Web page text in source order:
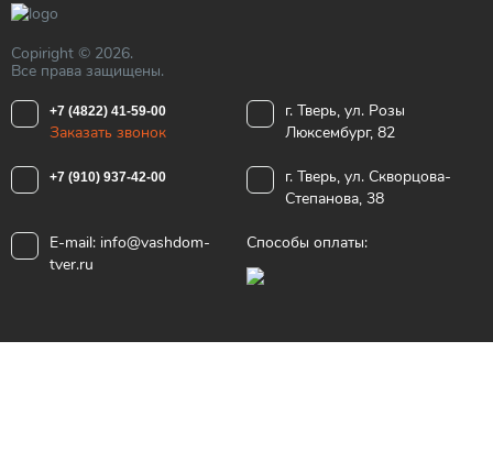
Copiright © 2026.
Все права защищены.
+7 (4822) 41-59-00
Заказать звонок
г. Тверь, ул. Розы
Люксембург, 82
+7 (910) 937-42-00
г. Тверь, ул. Скворцова-
Степанова, 38
E-mail: info@vashdom-
tver.ru
Способы оплаты: